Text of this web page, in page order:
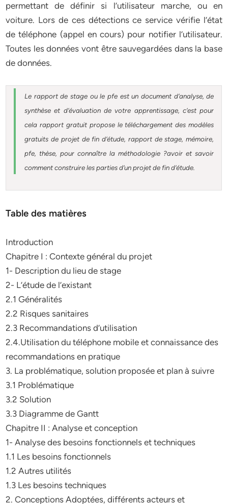
permettant de définir si l’utilisateur marche, ou en
voiture. Lors de ces détections ce service vérifie l’état
de téléphone (appel en cours) pour notifier l’utilisateur.
Toutes les données vont être sauvegardées dans la base
de données.
Le rapport de stage ou le pfe est un document d’analyse, de
synthèse et d’évaluation de votre apprentissage, c’est pour
cela rapport gratuit propose le téléchargement des modèles
gratuits de projet de fin d’étude, rapport de stage, mémoire,
pfe, thèse, pour connaître la méthodologie ?avoir et savoir
comment construire les parties d’un projet de fin d’étude
Table des matières
Introduction
Chapitre I : Contexte général du projet
1- Description du lieu de stage
2- L’étude de l’existant
2.1 Généralités
2.2 Risques sanitaires
2.3 Recommandations d’utilisation
2.4.Utilisation du téléphone mobile et connaissance des
recommandations en pratique
3. La problématique, solution proposée et plan à suivre
3.1 Problématique
3.2 Solution
3.3 Diagramme de Gantt
Chapitre II : Analyse et conception
1- Analyse des besoins fonctionnels et techniques
1.1 Les besoins fonctionnels
1.2 Autres utilités
1.3 Les besoins techniques
2. Conceptions Adoptées, différents acteurs et